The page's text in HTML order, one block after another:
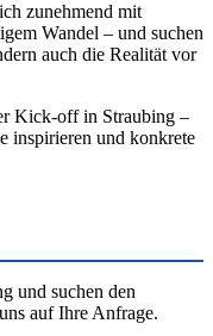
zunehmend mit
Wandel – und suchen
auch die Realität vor
Kick-off in Straubing –
inspirieren und konkrete
und suchen den
auf Ihre Anfrage.